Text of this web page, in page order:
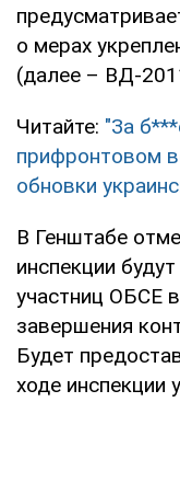
о мерах
(далее – ВД-
Читайте: "За
прифронтовом
обновки
В Генштабе
инспекции
участниц ОБСЕ
завершения
Будет
ходе инспекции